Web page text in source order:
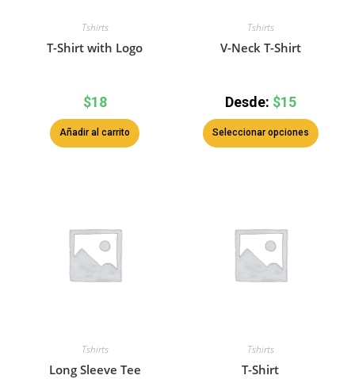
Tshirts
T-Shirt with Logo
$18
Añadir al carrito
Tshirts
V-Neck T-Shirt
Desde: $15
Seleccionar opciones
Tshirts
Long Sleeve Tee
Tshirts
T-Shirt